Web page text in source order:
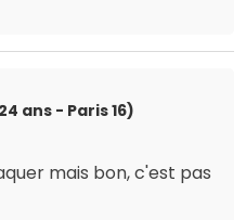
ans - Paris 16)
mais bon, c'est pas